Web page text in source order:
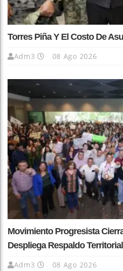
Torres Piña Y El Costo De
Adm3 08 Ago 2026
Movimiento Progresista
Despliega Respaldo
Adm3 08 Ago 2026